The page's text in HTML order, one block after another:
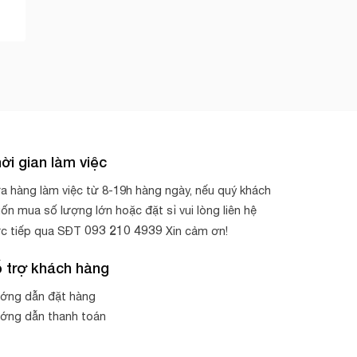
gian làm việc
hàng làm việc từ 8-19h hàng ngày, nếu quý khách
mua số lượng lớn hoặc đặt sỉ vui lòng liên hệ
tiếp qua SĐT 093 210 4939 Xin cảm ơn!
trợ khách hàng
dẫn đặt hàng
dẫn thanh toán